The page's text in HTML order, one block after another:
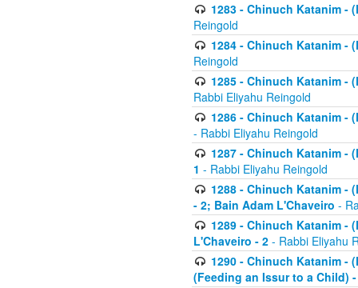
1283 - Chinuch Katanim -
Reingold
1284 - Chinuch Katanim -
Reingold
1285 - Chinuch Katanim -
Rabbi Eliyahu Reingold
1286 - Chinuch Katanim -
- Rabbi Eliyahu Reingold
1287 - Chinuch Katanim -
1 - Rabbi Eliyahu Reingold
1288 - Chinuch Katanim -
- 2; Bain Adam L'Chaveiro -
1289 - Chinuch Katanim -
L'Chaveiro - 2 - Rabbi Eliyahu
1290 - Chinuch Katanim -
(Feeding an Issur to a Child)